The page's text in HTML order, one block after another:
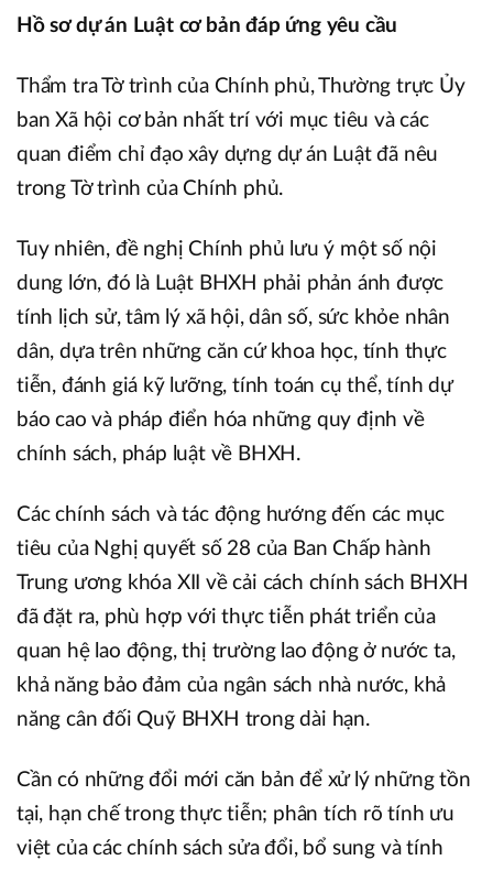
Hồ sơ dự án Luật cơ bản đáp ứng yêu cầu
Thẩm tra Tờ trình của Chính phủ, Thường trực Ủy
ban Xã hội cơ bản nhất trí với mục tiêu và các
quan điểm chỉ đạo xây dựng dự án Luật đã nêu
trong Tờ trình của Chính phủ.
Tuy nhiên, đề nghị Chính phủ lưu ý một số nội
dung lớn, đó là Luật BHXH phải phản ánh được
tính lịch sử, tâm lý xã hội, dân số, sức khỏe nhân
dân, dựa trên những căn cứ khoa học, tính thực
tiễn, đánh giá kỹ lưỡng, tính toán cụ thể, tính dự
báo cao và pháp điển hóa những quy định về
chính sách, pháp luật về BHXH.
Các chính sách và tác động hướng đến các mục
tiêu của Nghị quyết số 28 của Ban Chấp hành
Trung ương khóa XII về cải cách chính sách BHXH
đã đặt ra, phù hợp với thực tiễn phát triển của
quan hệ lao động, thị trường lao động ở nước ta,
khả năng bảo đảm của ngân sách nhà nước, khả
năng cân đối Quỹ BHXH trong dài hạn.
Cần có những đổi mới căn bản để xử lý những tồn
tại, hạn chế trong thực tiễn; phân tích rõ tính ưu
việt của các chính sách sửa đổi, bổ sung và tính